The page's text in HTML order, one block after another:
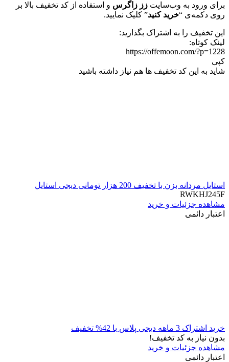
برای ورود به وب‌سایت زز زاگرس و استفاده از کد تخفیف بالا بر
روی دکمه‌ی “خرید کنید” کلیک نمایید.
این تخفیف را به اشتراک بگذارید:
لینک کوتاه:
https://offemoon.com/?p=1228
کپی
شاید به این کد تخفیف ها هم نیاز داشته باشید
استایل مردانه بزن با تخفیف 200 هزار تومانی دیجی استایل
RWKHJ245F
مشاهده جزئیات و خرید
اعتبار دائمی
خرید اشتراک 3 ماهه دیجی پلاس با 42% تخفیف
بدون نیاز به کد تخفیف!
مشاهده جزئیات و خرید
اعتبار دائمی